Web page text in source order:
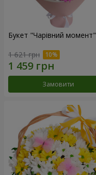
Букет "Чарівний момент"
1 621 грн
Замовити